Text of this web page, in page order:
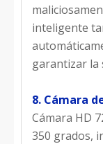
inteligente
garantizar la
8. Cámara
Cámara HD
350 grados,